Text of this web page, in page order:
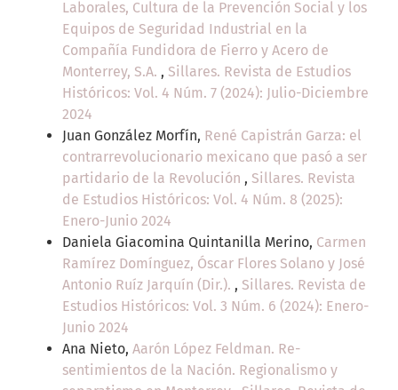
Laborales, Cultura de la Prevención Social y los
Equipos de Seguridad Industrial en la
Compañía Fundidora de Fierro y Acero de
Monterrey, S.A. , Sillares. Revista de Estudios
Históricos: Vol. 4 Núm. 7 (2024): Julio-Diciembre
2024
Juan González Morfín, René Capistrán Garza: el
contrarrevolucionario mexicano que pasó a ser
partidario de la Revolución , Sillares. Revista
de Estudios Históricos: Vol. 4 Núm. 8 (2025):
Enero-Junio 2024
Daniela Giacomina Quintanilla Merino, Carmen
Ramírez Domínguez, Óscar Flores Solano y José
Antonio Ruíz Jarquín (Dir.). , Sillares. Revista de
Estudios Históricos: Vol. 3 Núm. 6 (2024): Enero-
Junio 2024
Ana Nieto, Aarón López Feldman. Re-
sentimientos de la Nación. Regionalismo y